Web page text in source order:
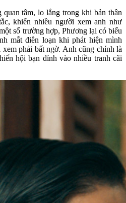
tâm, lo lắng trong khi bản thân
khiến nhiều người xem anh như
số trường hợp, Phương lại có biểu
mắt điên loạn khi phát hiện mình
phải bất ngờ. Anh cũng chính là
hội bạn dính vào nhiều tranh cãi